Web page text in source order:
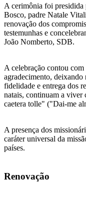
A cerimônia foi presidida
Bosco, padre Natale
renovação dos
testemunhas e
João Nomberto, SDB.
A celebração contou
agradecimento, deixando
fidelidade e entrega dos
natais, continuam a viver
caetera tolle" ("Dai-me
A presença dos
caráter universal da
países.
Renovação